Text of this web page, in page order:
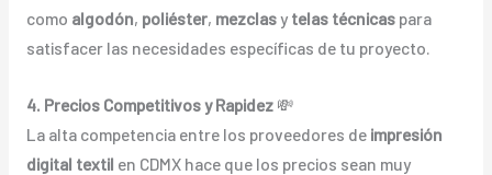
como algodón, poliéster, mezclasy telas técnicaspara
satisfacer las necesidades específicas de tu proyecto.
4. Precios Competitivos y Rapidez💸
La alta competencia entre los proveedores de impresión
digital textil en CDMX hace que los precios sean muy